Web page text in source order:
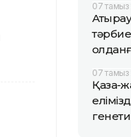
07 тамыз
07 тамыз
Қазақ-